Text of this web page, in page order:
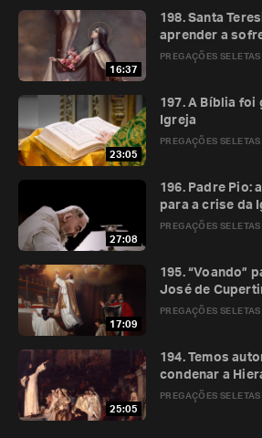
16:37
PREGAÇÕES SELETAS
198. Santa
aprender a
23:05
PREGAÇÕES SELETAS
197. A Bíblia foi
Igreja
27:08
PREGAÇÕES SELETAS
196. Padre Pio:
para a crise da
17:09
PREGAÇÕES SELETAS
195. “Voando”
José de
25:05
PREGAÇÕES SELETAS
194. Temos
condenar a